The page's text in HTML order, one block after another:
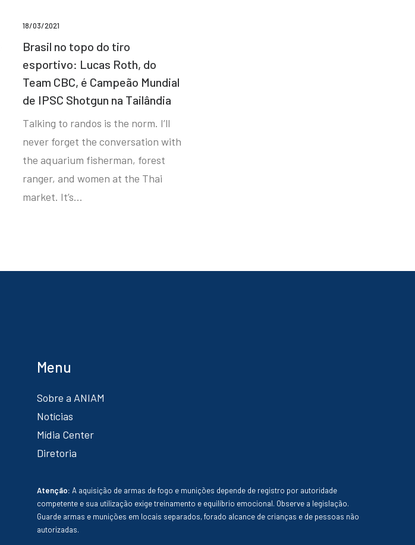
18/03/2021
Brasil no topo do tiro
esportivo: Lucas Roth, do
Team CBC, é Campeão Mundial
de IPSC Shotgun na Tailândia
Talking to randos is the norm. I’ll
never forget the conversation with
the aquarium fisherman, forest
ranger, and women at the Thai
market. It’s…
Menu
Sobre a ANIAM
Notícias
Mídia Center
Diretoria
Atenção: A aquisição de armas de fogo e munições depende de registro por autoridade
competente e sua utilização exige treinamento e equilíbrio emocional. Observe a legislação.
Guarde armas e munições em locais separados, forado alcance de crianças e de pessoas não
autorizadas.